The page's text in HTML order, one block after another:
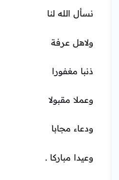
نسأل الله لنا
ولاهل عرفة
ذنبا مغفورا
وعملا مقبولا
ودعاء مجابا
وعيدا مباركا .